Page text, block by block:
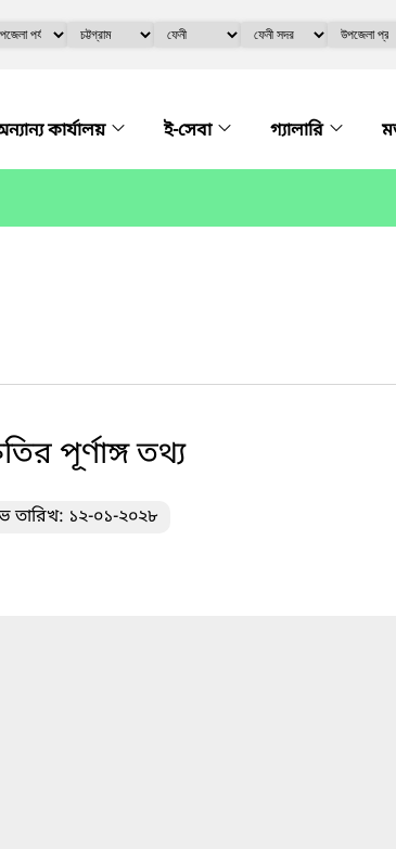
কার্যালয় ই-সেবা গ্যালারি
পূর্ণাঙ্গ তথ্য
তারিখ: ১২-০১-২০২৮